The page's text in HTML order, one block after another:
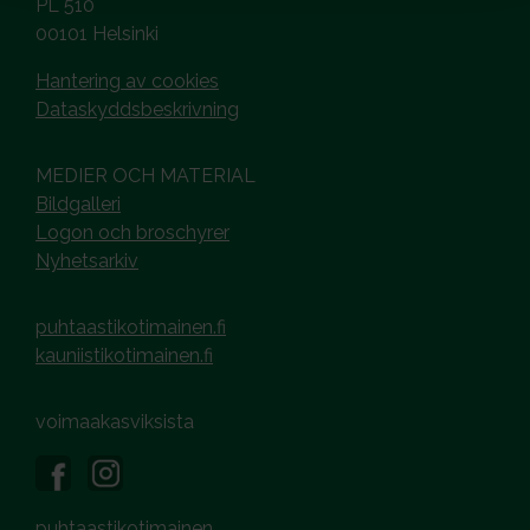
PL 510
00101 Helsinki
Hantering av cookies
Dataskyddsbeskrivning
MEDIER OCH MATERIAL
Bildgalleri
Logon och broschyrer
Nyhetsarkiv
puhtaastikotimainen.fi
kauniistikotimainen.fi
voimaakasviksista